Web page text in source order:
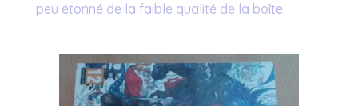
peu étonné de la faible qualité de la boîte.